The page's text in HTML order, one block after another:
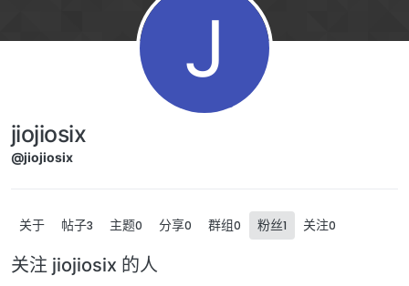
J
jiojiosix
@jiojiosix
关于 帖子3 主题0 分享0 群组0 粉丝1 关注0
关注 jiojiosix 的人